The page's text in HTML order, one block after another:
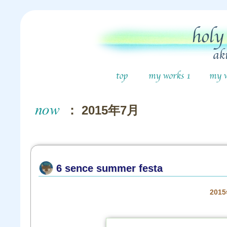
： 2015年7月
6 sence summer festa